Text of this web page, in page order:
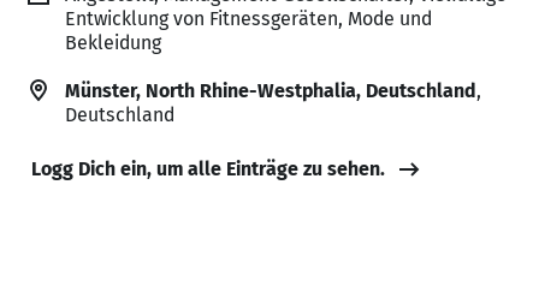
Entwicklung von Fitnessgeräten, Mode und
Bekleidung
Münster, North Rhine-Westphalia, Deutschland,
Deutschland
Logg Dich ein, um alle Einträge zu sehen.